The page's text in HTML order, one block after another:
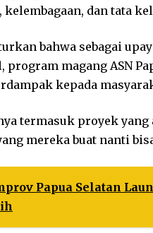
dan tata
bahwa sebagai
program magang ASN
kepada
termasuk proyek
mereka buat nanti
Papua Selatan